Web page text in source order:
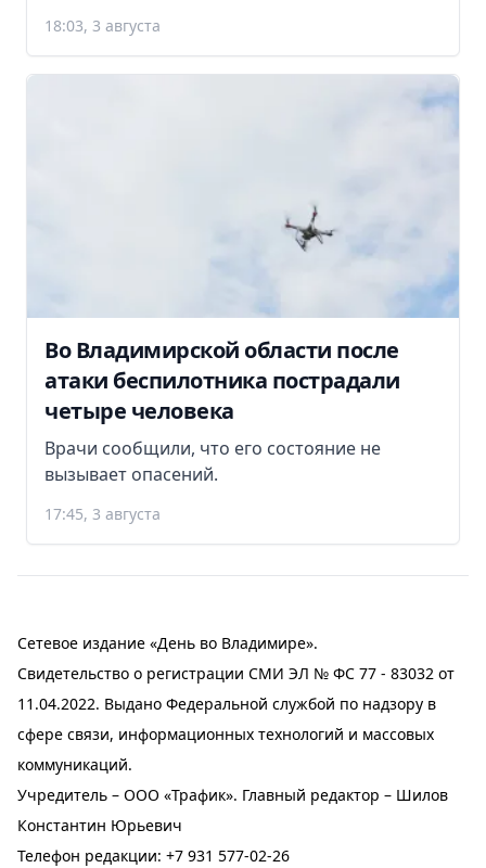
18:03, 3 августа
Во Владимирской области после
атаки беспилотника пострадали
четыре человека
Врачи сообщили, что его состояние не
вызывает опасений.
17:45, 3 августа
Сетевое издание «День во Владимире».
Свидетельство о регистрации СМИ ЭЛ № ФС 77 - 83032 от
11.04.2022. Выдано Федеральной службой по надзору в
сфере связи, информационных технологий и массовых
коммуникаций.
Учредитель – ООО «Трафик». Главный редактор – Шилов
Константин Юрьевич
Телефон редакции: +7 931 577-02-26